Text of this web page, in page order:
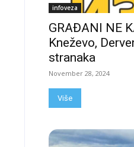
infoveza
GRAĐANI NE
Kneževo,
stranaka
November 28, 2024
Više